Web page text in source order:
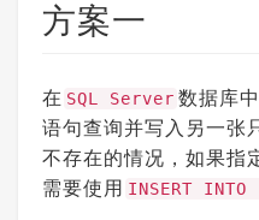
方案一
在 SQL Server 数据库中
语句查询并写入另一张
不存在的情况，如果指
需要使用 INSERT